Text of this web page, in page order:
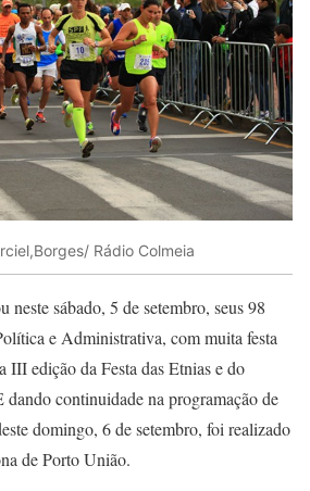
Rádio Colmeia
neste sábado, 5 de setembro, seus 98
e Administrativa, com muita festa
III edição da Festa das Etnias e do
dando continuidade na programação de
domingo, 6 de setembro, foi realizado
de Porto União.